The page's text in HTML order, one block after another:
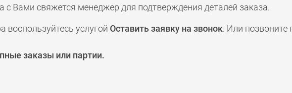
с Вами свяжется менеджер для подтверждения деталей заказа.
воспользуйтесь услугой Оставить заявку на звонок. Или позвоните
заказы или партии.